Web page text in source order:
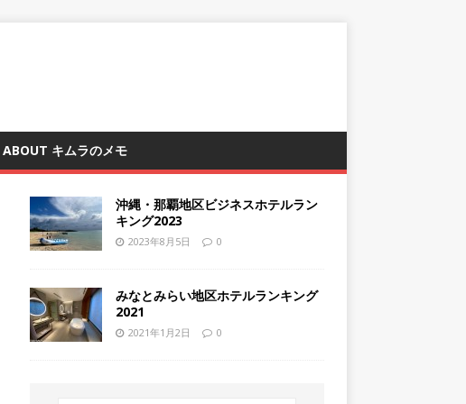
ABOUT キムラのメモ
沖縄・那覇地区ビジネスホテルラン
キング2023
2023年8月5日 0
みなとみらい地区ホテルランキング
2021
2021年1月2日 0